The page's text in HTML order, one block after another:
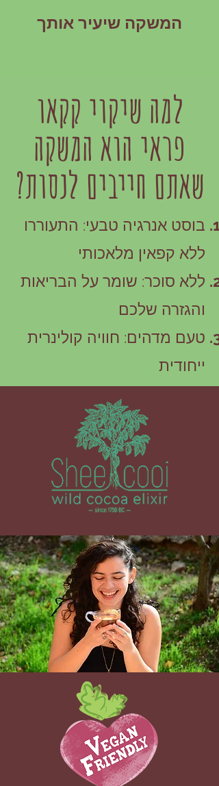
המשקה שיעיר אותך
למה שיקוי קקאו
פראי הוא המשקה
שאתם חייבים לנסות?
בוסט אנרגיה טבעי: התעוררו
ללא קפאין מלאכותי
ללא סוכר: שומר על הבריאות
והגזרה שלכם
טעם מדהים: חוויה קולינרית
ייחודית